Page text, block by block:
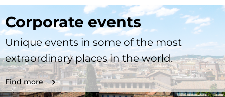
Corporate events
Unique events in some of the most
extraordinary places in the world.
Find more